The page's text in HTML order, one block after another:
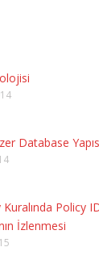
Database
Policy
İzlenmesi